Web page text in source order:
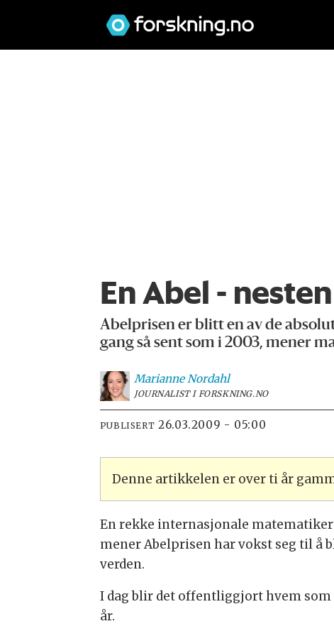
En Abel -
Abelprisen er blitt en av de
gang så sent som i 2003, mener
Marianne Nordahl
JOURNALIST I FORSKNING.NO
PUBLISERT 26.03.2009 - 05:00
Denne artikkelen er over ti år
En rekke internasjonale
mener Abelprisen har vokst seg til å
verden.
I dag blir det offentliggjort hvem
år.